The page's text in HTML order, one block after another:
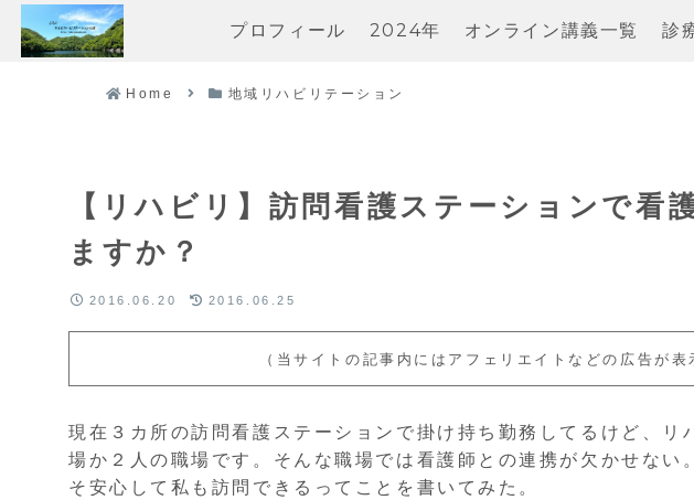
プロフィール 2024年 オンライン講義一覧 診
Home 地域リハビリテーション
【リハビリ】訪問看護ステーションで看
ますか？
2016.06.20 2016.06.25
（当サイトの記事内にはアフェリエイトなどの広告が表
現在３カ所の訪問看護ステーションで掛け持ち勤務してるけど、リ
場か２人の職場です。そんな職場では看護師との連携が欠かせない
そ安心して私も訪問できるってことを書いてみた。